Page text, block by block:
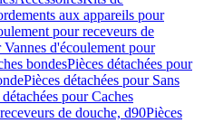
aux appareils pour
pour receveurs de
Vannes d'écoulement pour
bondesPièces détachées pour
Pièces détachées pour Sans
détachées pour Caches
de douche, d90Pièces